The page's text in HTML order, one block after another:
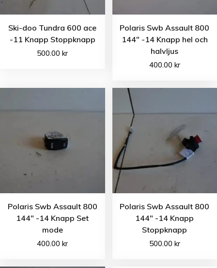
Ski-doo Tundra 600 ace
-11 Knapp Stoppknapp
500.00kr
Polaris Swb Assault 800
144″ -14 Knapp hel och
halvljus
400.00 kr
Polaris Swb Assault 800
144″ -14 Knapp Set
mode
400.00kr
Polaris Swb Assault 800
144″ -14 Knapp
Stoppknapp
500.00 kr